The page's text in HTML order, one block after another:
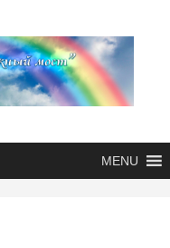
MENU